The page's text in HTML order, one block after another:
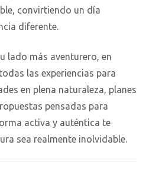
convirtiendo un día
diferente.
lado más aventurero, en
las experiencias para
en plena naturaleza, planes
pensadas para
activa y auténtica te
sea realmente inolvidable.